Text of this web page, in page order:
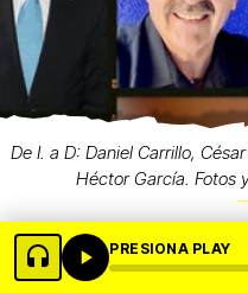
De I. a D: Daniel Carrillo,
Héctor García. Fotos
PRESIONA PLAY